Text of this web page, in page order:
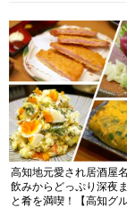
高知地元愛され居酒屋
飲みからどっぷり深夜
と肴を満喫！【高知グ